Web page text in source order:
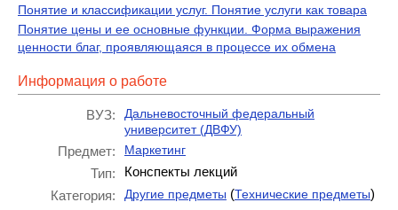
Понятие и классификации услуг. Понятие услуги как товара
Понятие цены и ее основные функции. Форма выражения
ценности благ, проявляющаяся в процессе их обмена
Информация о работе
ВУЗ:
Дальневосточный федеральный
университет (ДВФУ)
Предмет: Маркетинг
Тип:
Конспекты лекций
Категория:
Другие предметы (Технические предметы)